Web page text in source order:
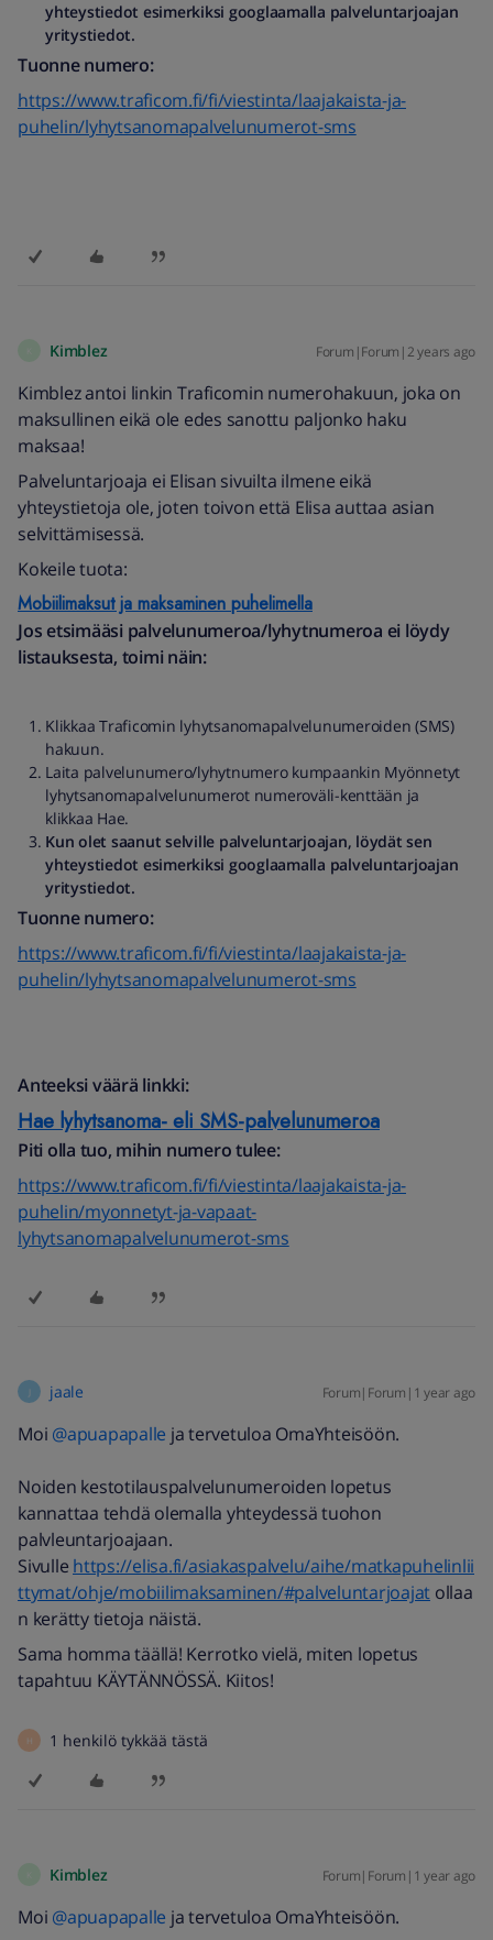
yhteystiedot esimerkiksi googlaamalla palveluntarjoajan
yritystiedot.
Tuonne numero:
https://www.traficom.fi/fi/viestinta/laajakaista-ja-
puhelin/lyhytsanomapalvelunumerot-sms
Kimblez Forum|Forum|2 years ago
Kimblez antoi linkin Traficomin numerohakuun, joka on
maksullinen eikä ole edes sanottu paljonko haku
maksaa!
Palveluntarjoaja ei Elisan sivuilta ilmene eikä
yhteystietoja ole, joten toivon että Elisa auttaa asian
selvittämisessä.
Kokeile tuota:
Mobiilimaksut ja maksaminen puhelimella
Jos etsimääsi palvelunumeroa/lyhytnumeroa ei löydy
listauksesta, toimi näin:
Klikkaa Traficomin lyhytsanomapalvelunumeroiden (SMS)
hakuun.
Laita palvelunumero/lyhytnumero kumpaankin Myönnetyt
lyhytsanomapalvelunumerot numeroväli-kenttään ja
klikkaa Hae.
Kun olet saanut selville palveluntarjoajan, löydät sen
yhteystiedot esimerkiksi googlaamalla palveluntarjoajan
yritystiedot.
Tuonne numero:
https://www.traficom.fi/fi/viestinta/laajakaista-ja-
puhelin/lyhytsanomapalvelunumerot-sms
Anteeksi väärä linkki:
Hae lyhytsanoma- eli SMS-palvelunumeroa
Piti olla tuo, mihin numero tulee:
https://www.traficom.fi/fi/viestinta/laajakaista-ja-
puhelin/myonnetyt-ja-vapaat-
lyhytsanomapalvelunumerot-sms
jaale Forum|Forum|1 year ago
Moi @apuapapalle ja tervetuloa OmaYhteisöön.
Noiden kestotilauspalvelunumeroiden lopetus
kannattaa tehdä olemalla yhteydessä tuohon
palvleuntarjoajaan.
Sivulle https://elisa.fi/asiakaspalvelu/aihe/matkapuhelinlii
ttymat/ohje/mobiilimaksaminen/#palveluntarjoajat ollaa
n kerätty tietoja näistä.
Sama homma täällä! Kerrotko vielä, miten lopetus
tapahtuu KÄYTÄNNÖSSÄ. Kiitos!
H 1 henkilö tykkää tästä
Kimblez Forum|Forum|1 year ago
Moi @apuapapalle ja tervetuloa OmaYhteisöön.